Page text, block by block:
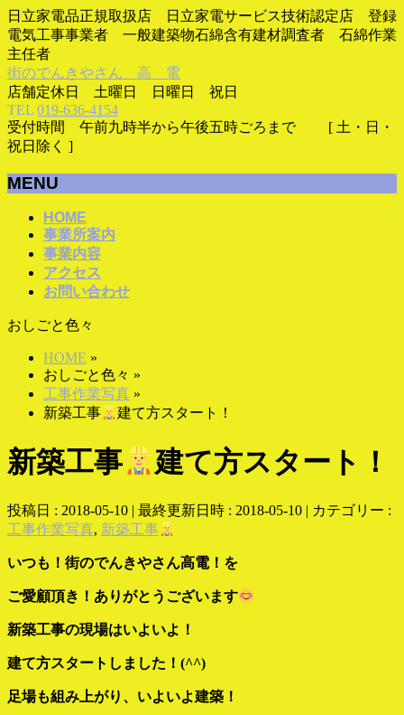
日立家電品正規取扱店 日立家電サービス技術認定店 登録
電気工事事業者 一般建築物石綿含有建材調査者 石綿作業
主任者
街のでんきやさん 高 電
店舗定休日 土曜日 日曜日 祝日
TEL 019-636-4154
受付時間 午前九時半から午後五時ごろまで [ 土・日・
祝日除く ]
MENU
ば
HOME
事業所案内
事業内容
アクセス
お問い合わせ
おしごと色々
HOME »
おしごと色々 »
工事作業写真 »
新築工事
建て方スタート！
新築工事 建て方スタート！
投稿日 : 2018-05-10 最終更新日時 : 2018-05-10
カテゴリー :
工事作業写真, 新築工事
いつも！街のでんきやさん高電！を
ご愛顧頂き！ありがとうございます
新築工事の現場はいよいよ！
建て方スタートしました！(^^)
足場も組み上がり、いよいよ建築！